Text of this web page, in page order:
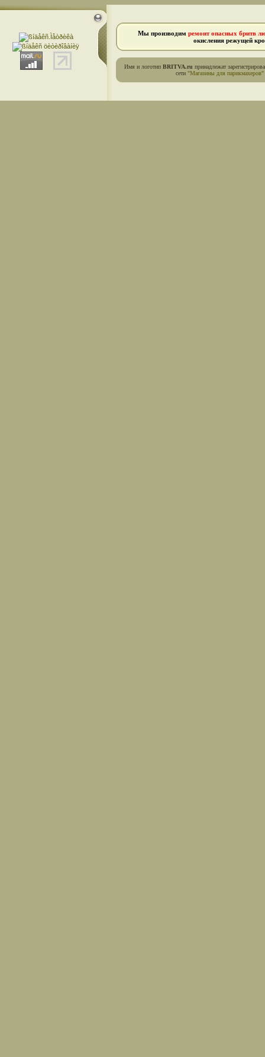
Мы производим ремонт опасных бритв
окисления режущей
Имя и логотип BRITVA.ru принадлежат
сети "Магазины для парикмахеров"